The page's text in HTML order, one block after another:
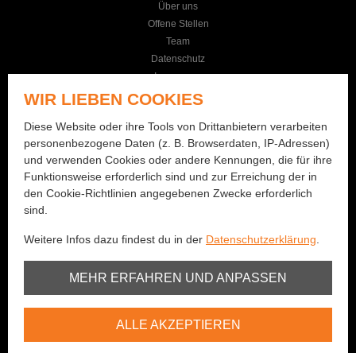
Über uns
Offene Stellen
Team
Datenschutz
Impressum
AGB
KONTAKT
Seilereistrasse 19
3114 Wichtrach
+41 (0)31 781 01 77
Montag geschlossen
Dienstag bis Freitag:
08:00 - 12:00 Uhr / 13:30 - 18:30 Uhr
Samstag:
08:00 - 16:00 Uhr
WIR LIEBEN COOKIES
Diese Website oder ihre Tools von Drittanbietern verarbeiten
personenbezogene Daten (z. B. Browserdaten, IP-Adressen)
und verwenden Cookies oder andere Kennungen, die für ihre
Funktionsweise erforderlich sind und zur Erreichung der in
den Cookie-Richtlinien angegebenen Zwecke erforderlich
sind.
Weitere Infos dazu findest du in der Datenschutzerklärung
Unbedingt erforderlich
MEHR ERFAHREN UND ANPASSEN
ALLE AKZEPTIEREN